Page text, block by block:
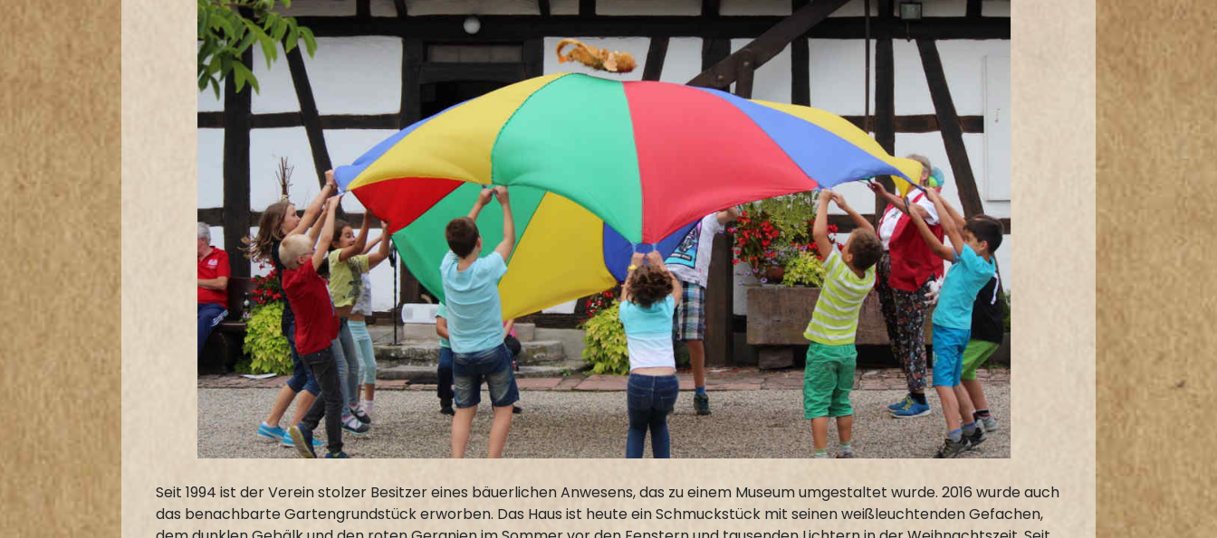
Seit 1994 ist der Verein stolzer Besitzer eines bäuerlichen Anwesens, das zu einem Museum umgestaltet wurde. 2016 wurde auch
das benachbarte Gartengrundstück erworben. Das Haus ist heute ein Schmuckstück mit seinen weißleuchtenden Gefachen,